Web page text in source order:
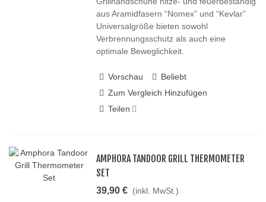
aus Aramidfasern “Nomex” und “Kevlar”
Universalgröße bieten sowohl
Verbrennungsschutz als auch eine
optimale Beweglichkeit.
Vorschau
Beliebt
Zum Vergleich Hinzufügen
Teilen
AMPHORA TANDOOR GRILL THERMOMETER
SET
39,90 € (inkl. MwSt.)